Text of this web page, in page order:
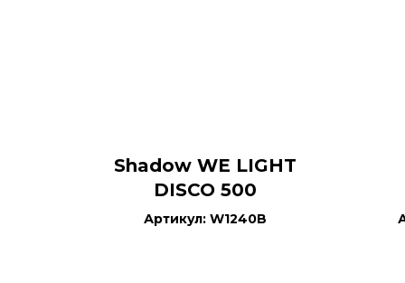
Shadow WE LIGHT
DISCO 500
Артикул: W1240B